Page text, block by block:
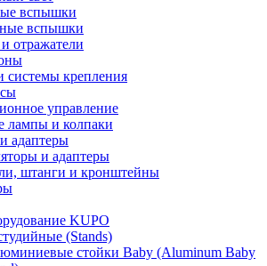
вспышки
вспышки
отражатели
системы крепления
управление
лампы и колпаки
адаптеры
и адаптеры
штанги и кронштейны
KUPO
(Stands)
стойки Baby (Aluminum Baby